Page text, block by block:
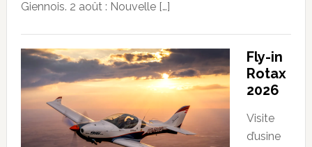
Giennois. 2 août : Nouvelle […]
Fly-in
Rotax
2026
Visite
d’usine